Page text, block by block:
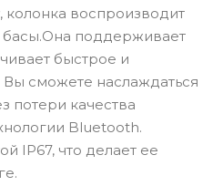
колонка воспроизводит
поддерживает
быстрое и
сможете наслаждаться
потери качества
Bluetooth.
IP67, что делает ее